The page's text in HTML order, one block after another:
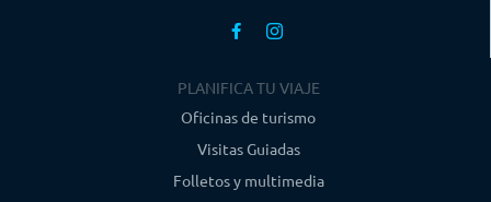
PLANIFICA TU VIAJE
Oficinas de turismo
Visitas Guiadas
Folletos y multimedia